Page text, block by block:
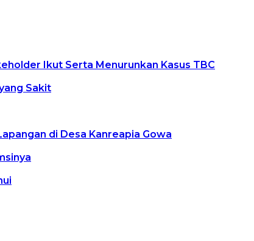
Ikut Serta Menurunkan Kasus TBC
Sakit
di Desa Kanreapia Gowa